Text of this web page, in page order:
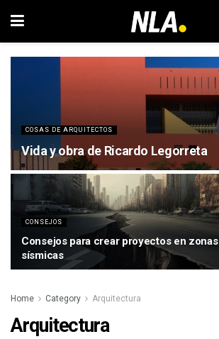
COSAS DE ARQUITECTOS
Vida y obra de Ricardo Legorreta
CONSEJOS
Consejos para crear proyectos en zonas
sísmicas
Home Category Arquitectura
Arquitectura